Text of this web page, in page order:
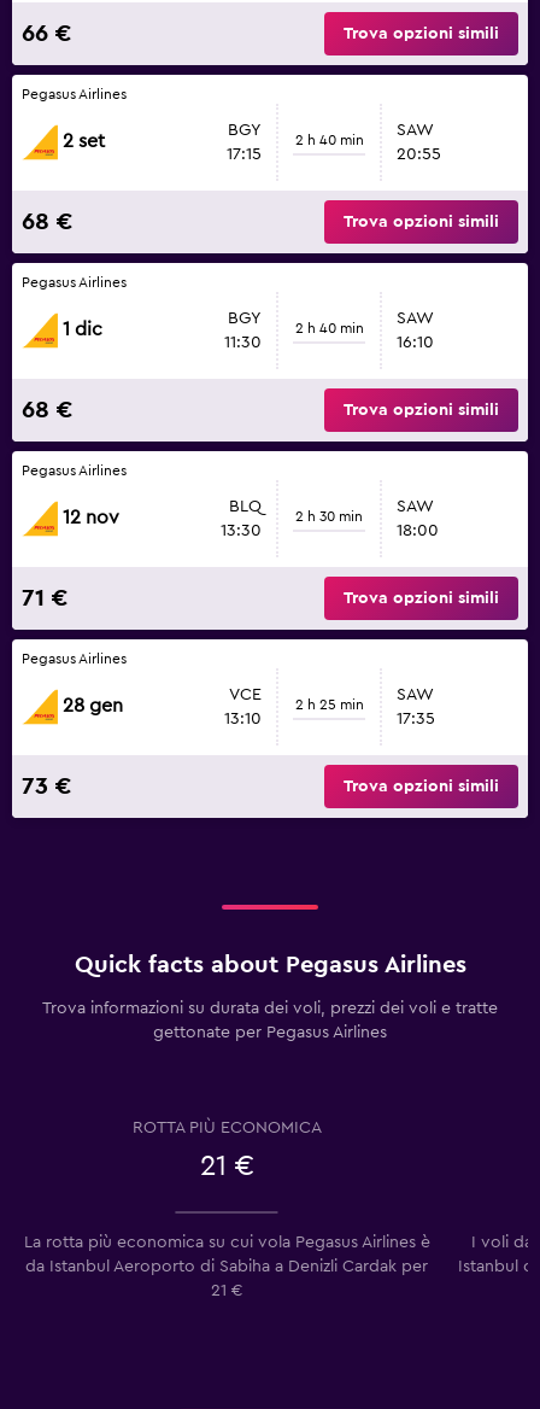
66 € Trova opzioni simili
Pegasus Airlines
2 set
BGY
17:15
2 h 40 min
SAW
20:55
68 € Trova opzioni simili
Pegasus Airlines
1 dic
BGY
11:30
2 h 40 min
SAW
16:10
68 € Trova opzioni simili
Pegasus Airlines
12 nov
BLQ
13:30
2 h 30 min
SAW
18:00
71 € Trova opzioni simili
Pegasus Airlines
28 gen
VCE
13:10
2 h 25 min
SAW
17:35
73 € Trova opzioni simili
Quick facts about Pegasus Airlines
Trova informazioni su durata dei voli, prezzi dei voli e tratte
gettonate per Pegasus Airlines
ROTTA PIÙ ECONOMICA
21 €
La rotta più economica su cui vola Pegasus Airlines è
da Istanbul Aeroporto di Sabiha a Denizli Cardak per
21 €
I voli
Istanbul